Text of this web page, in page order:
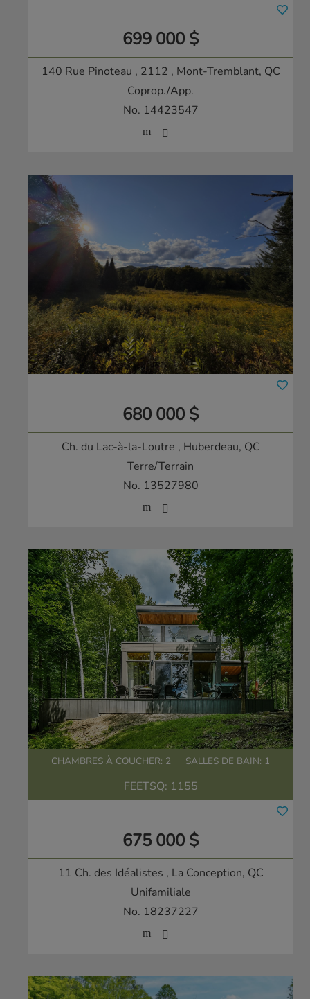
699 000 $
140 Rue Pinoteau , 2112 , Mont-Tremblant, QC
Coprop./App.
No. 14423547
680 000 $
Ch. du Lac-à-la-Loutre , Huberdeau, QC
Terre/Terrain
No. 13527980
CHAMBRES À COUCHER: 2 SALLES DE BAIN: 1
FEETSQ: 1155
675 000 $
11 Ch. des Idéalistes , La Conception, QC
Unifamiliale
No. 18237227